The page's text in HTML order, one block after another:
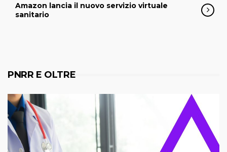
Amazon lancia il nuovo servizio virtuale
sanitario
PNRR E OLTRE